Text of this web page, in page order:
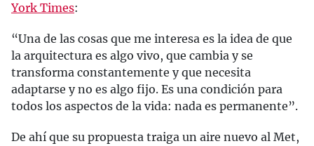
York Times:
“Una de las cosas que me interesa es la idea de que
la arquitectura es algo vivo, que cambia y se
transforma constantemente y que necesita
adaptarse y no es algo fijo. Es una condición para
todos los aspectos de la vida: nada es permanente”.
De ahí que su propuesta traiga un aire nuevo al Met,